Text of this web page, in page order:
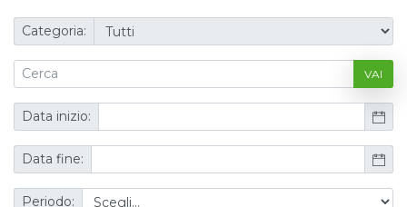
Categoria:
VAI
Data inizio:
Data fine:
Periodo: